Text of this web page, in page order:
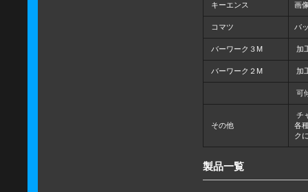
キーエンス 画
コマツ バ
バーワーク３M 加
バーワーク２M 加
可
その他
チ
各
ク
製品一覧